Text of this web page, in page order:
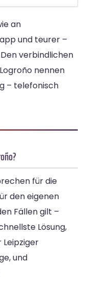
an
und teurer –
verbindlichen
nennen
– telefonisch
für die
den eigenen
Fällen gilt –
Lösung,
und